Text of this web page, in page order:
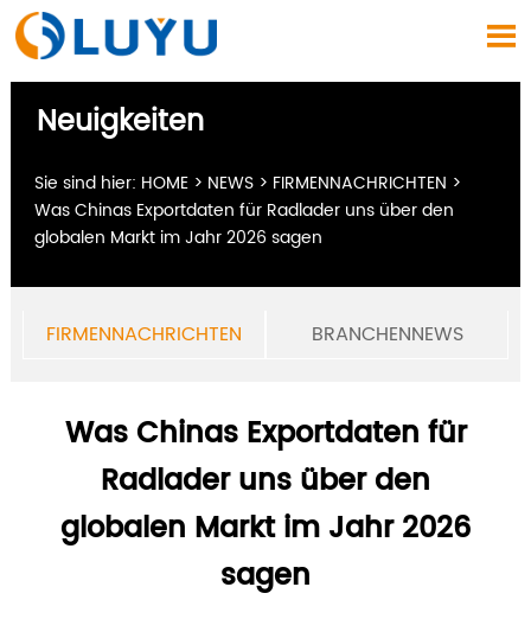

Neuigkeiten
Sie sind hier: HOME> NEWS> FIRMENNACHRICHTEN >
Was Chinas Exportdaten für Radlader uns über den
globalen Markt im Jahr 2026 sagen
FIRMENNACHRICHTEN BRANCHENNEWS
Was Chinas Exportdaten für
Radlader uns über den
globalen Markt im Jahr 2026
sagen